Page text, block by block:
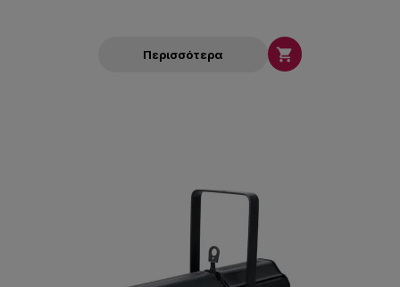
Περισσότερα 